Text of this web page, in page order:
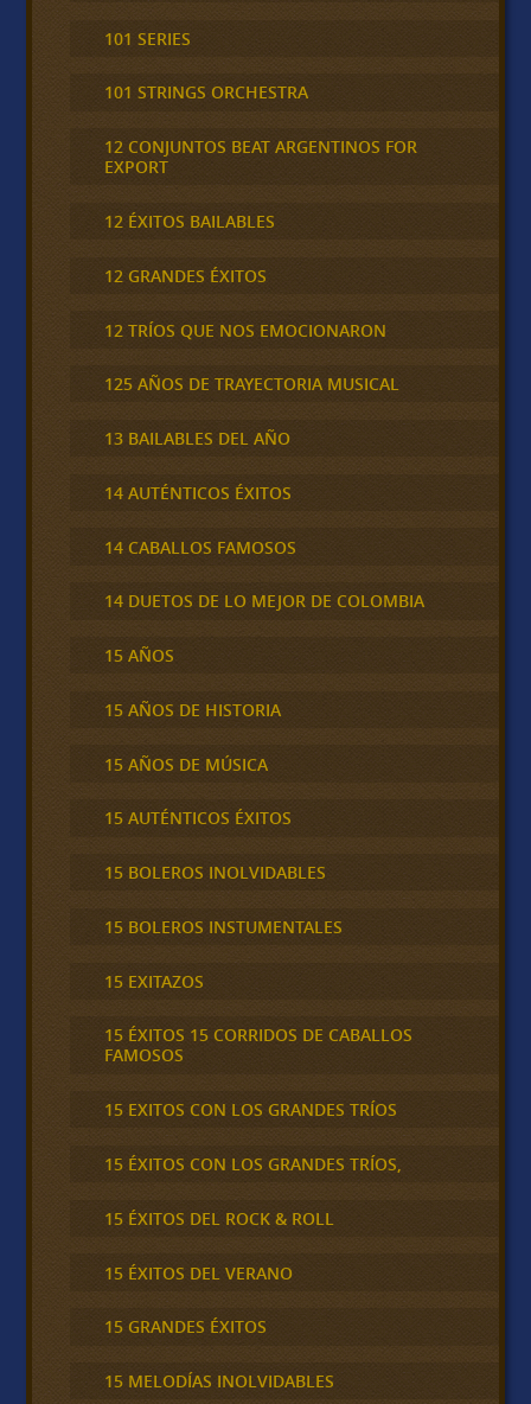
101 SERIES
101 STRINGS ORCHESTRA
12 CONJUNTOS BEAT ARGENTINOS FOR
EXPORT
12 ÉXITOS BAILABLES
12 GRANDES ÉXITOS
12 TRÍOS QUE NOS EMOCIONARON
125 AÑOS DE TRAYECTORIA MUSICAL
13 BAILABLES DEL AÑO
14 AUTÉNTICOS ÉXITOS
14 CABALLOS FAMOSOS
14 DUETOS DE LO MEJOR DE COLOMBIA
15 AÑOS
15 AÑOS DE HISTORIA
15 AÑOS DE MÚSICA
15 AUTÉNTICOS ÉXITOS
15 BOLEROS INOLVIDABLES
15 BOLEROS INSTUMENTALES
15 EXITAZOS
15 ÉXITOS 15 CORRIDOS DE CABALLOS
FAMOSOS
15 EXITOS CON LOS GRANDES TRÍOS
15 ÉXITOS CON LOS GRANDES TRÍOS,
15 ÉXITOS DEL ROCK & ROLL
15 ÉXITOS DEL VERANO
15 GRANDES ÉXITOS
15 MELODÍAS INOLVIDABLES